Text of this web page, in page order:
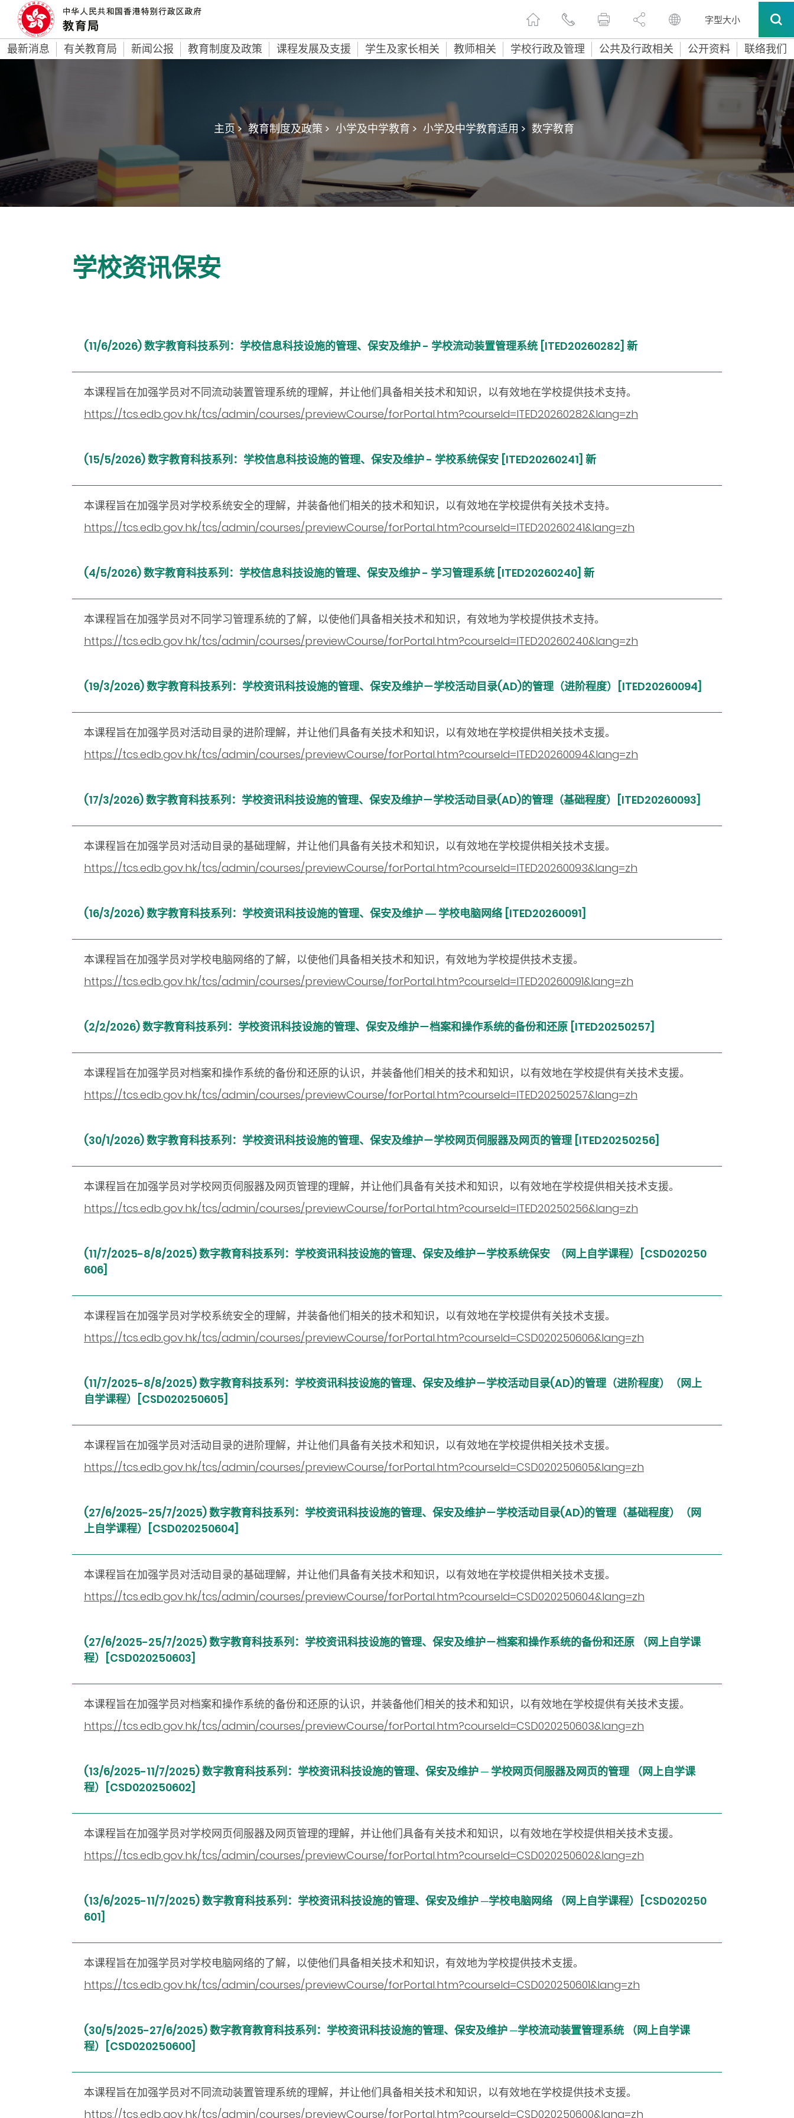
字型大小
最新消息 有关教育局 新闻公报 教育制度及政策 课程发展及支援 学生及家长相关 教师相关 学校行政及管理 公共及行政相关 公开资料 联络我们
主页 > 教育制度及政策 > 小学及中学教育 > 小学及中学教育适用 > 数字教育
学校资讯保安
(11/6/2026) 数字教育科技系列：学校信息科技设施的管理、保安及维护- 学校流动装置管理系统 [ITED20260282] 新
本课程旨在加强学员对不同流动装置管理系统的理解，并让他们具备相关技术和知识，以有效地在学校提供技术支持。
https://tcs.edb.gov.hk/tcs/admin/courses/previewCourse/forPortal.htm?courseId=ITED20260282&lang=zh
(15/5/2026) 数字教育科技系列：学校信息科技设施的管理、保安及维护 - 学校系统保安 [ITED20260241] 新
本课程旨在加强学员对学校系统安全的理解，并装备他们相关的技术和知识，以有效地在学校提供有关技术支持。
https://tcs.edb.gov.hk/tcs/admin/courses/previewCourse/forPortal.htm?courseId=ITED20260241&lang=zh
(4/5/2026) 数字教育科技系列：学校信息科技设施的管理、保安及维护- 学习管理系统 [ITED20260240] 新
本课程旨在加强学员对不同学习管理系统的了解，以使他们具备相关技术和知识，有效地为学校提供技术支持。
https://tcs.edb.gov.hk/tcs/admin/courses/previewCourse/forPortal.htm?courseId=ITED20260240&lang=zh
(19/3/2026) 数字教育科技系列：学校资讯科技设施的管理、保安及维护－学校活动目录(AD)的管理（进阶程度）[ITED20260094]
本课程旨在加强学员对活动目录的进阶理解，并让他们具备有关技术和知识，以有效地在学校提供相关技术支援。
https://tcs.edb.gov.hk/tcs/admin/courses/previewCourse/forPortal.htm?courseId=ITED20260094&lang=zh
(17/3/2026) 数字教育科技系列：学校资讯科技设施的管理、保安及维护－学校活动目录(AD)的管理（基础程度）[ITED20260093]
本课程旨在加强学员对活动目录的基础理解，并让他们具备有关技术和知识，以有效地在学校提供相关技术支援。
https://tcs.edb.gov.hk/tcs/admin/courses/previewCourse/forPortal.htm?courseId=ITED20260093&lang=zh
(16/3/2026) 数字教育科技系列：学校资讯科技设施的管理、保安及维护 ― 学校电脑网络 [ITED20260091]
本课程旨在加强学员对学校电脑网络的了解，以使他们具备相关技术和知识，有效地为学校提供技术支援。
https://tcs.edb.gov.hk/tcs/admin/courses/previewCourse/forPortal.htm?courseId=ITED20260091&lang=zh
(2/2/2026) 数字教育科技系列：学校资讯科技设施的管理、保安及维护－档案和操作系统的备份和还原 [ITED20250257]
本课程旨在加强学员对档案和操作系统的备份和还原的认识，并装备他们相关的技术和知识，以有效地在学校提供有关技术支援。
https://tcs.edb.gov.hk/tcs/admin/courses/previewCourse/forPortal.htm?courseId=ITED20250257&lang=zh
(30/1/2026) 数字教育科技系列：学校资讯科技设施的管理、保安及维护－学校网页伺服器及网页的管理 [ITED20250256]
本课程旨在加强学员对学校网页伺服器及网页管理的理解，并让他们具备有关技术和知识，以有效地在学校提供相关技术支援。
https://tcs.edb.gov.hk/tcs/admin/courses/previewCourse/forPortal.htm?courseId=ITED20250256&lang=zh
(11/7/2025-8/8/2025) 数字教育科技系列：学校资讯科技设施的管理、保安及维护－学校系统保安 （网上自学课程）[CSD020250
606]
本课程旨在加强学员对学校系统安全的理解，并装备他们相关的技术和知识，以有效地在学校提供有关技术支援。
https://tcs.edb.gov.hk/tcs/admin/courses/previewCourse/forPortal.htm?courseId=CSD020250606&lang=zh
(11/7/2025-8/8/2025) 数字教育科技系列：学校资讯科技设施的管理、保安及维护－学校活动目录(AD)的管理（进阶程度）（网上
自学课程） [CSD020250605]
本课程旨在加强学员对活动目录的进阶理解，并让他们具备有关技术和知识，以有效地在学校提供相关技术支援。
https://tcs.edb.gov.hk/tcs/admin/courses/previewCourse/forPortal.htm?courseId=CSD020250605&lang=zh
(27/6/2025-25/7/2025) 数字教育科技系列：学校资讯科技设施的管理、保安及维护－学校活动目录(AD)的管理（基础程度）（网
上自学课程） [CSD020250604]
本课程旨在加强学员对活动目录的基础理解，并让他们具备有关技术和知识，以有效地在学校提供相关技术支援。
https://tcs.edb.gov.hk/tcs/admin/courses/previewCourse/forPortal.htm?courseId=CSD020250604&lang=zh
(27/6/2025-25/7/2025) 数字教育科技系列：学校资讯科技设施的管理、保安及维护－档案和操作系统的备份和还原 （网上自学课
程）[CSD020250603]
本课程旨在加强学员对档案和操作系统的备份和还原的认识，并装备他们相关的技术和知识，以有效地在学校提供有关技术支援。
https://tcs.edb.gov.hk/tcs/admin/courses/previewCourse/forPortal.htm?courseId=CSD020250603&lang=zh
(13/6/2025-11/7/2025) 数字教育科技系列：学校资讯科技设施的管理、保安及维护 ─ 学校网页伺服器及网页的管理 （网上自学课
程）[CSD020250602]
本课程旨在加强学员对学校网页伺服器及网页管理的理解，并让他们具备有关技术和知识，以有效地在学校提供相关技术支援。
https://tcs.edb.gov.hk/tcs/admin/courses/previewCourse/forPortal.htm?courseId=CSD020250602&lang=zh
(13/6/2025-11/7/2025) 数字教育科技系列：学校资讯科技设施的管理、保安及维护 ─学校电脑网络 （网上自学课程）[CSD020250
601]
本课程旨在加强学员对学校电脑网络的了解，以使他们具备相关技术和知识，有效地为学校提供技术支援。
https://tcs.edb.gov.hk/tcs/admin/courses/previewCourse/forPortal.htm?courseId=CSD020250601&lang=zh
(30/5/2025-27/6/2025) 数字教育教育科技系列：学校资讯科技设施的管理、保安及维护 ─学校流动装置管理系统 （网上自学课
程）[CSD020250600]
本课程旨在加强学员对不同流动装置管理系统的理解，并让他们具备相关技术和知识，以有效地在学校提供技术支援。
https://tcs.edb.gov.hk/tcs/admin/courses/previewCourse/forPortal.htm?courseId=CSD020250600&lang=zh